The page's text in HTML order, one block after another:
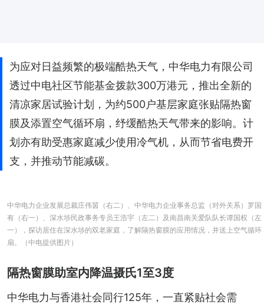
为应对日益频繁的极端酷热天气，中华电力有限公司
透过中电社区节能基金拨款300万港元，推出全新的
清凉家居试验计划，为约500户基层家庭张贴隔热窗
膜及添置空气循环扇，纾缓酷热天气带来的影响。计
划亦有助受惠家庭减少使用冷气机，从而节省电费开
支，并推动节能减碳。
中华电力企业发展总裁庄伟茵（右二）、中华电力企业事务总监（对外关系）罗国
有（右一）、深水埗民政事务专员王浩宇（左二）及南昌南关爱队队长谭国权（左
一），探访居住在深水埗的双老家庭，了解隔热窗膜的应用情况，并送上空气循环
扇。（中电提供图片）
隔热窗膜助室内降温摄氏1至3度
中华电力与香港社会同行125年，一直紧贴社会需